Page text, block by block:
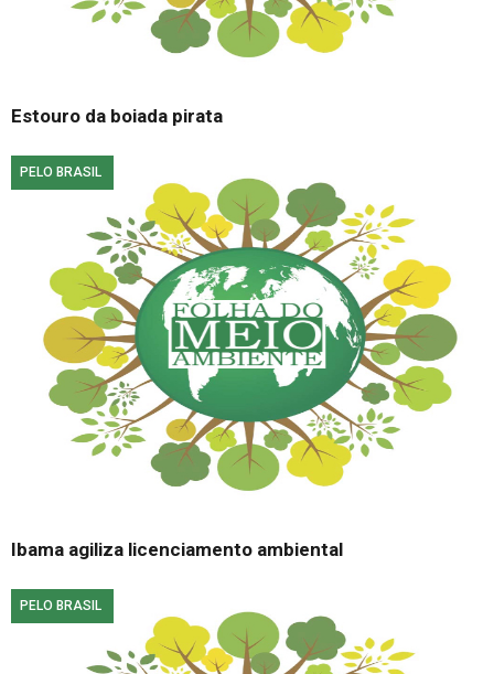
Estouro da boiada pirata
PELO BRASIL
Ibama agiliza licenciamento ambiental
PELO BRASIL